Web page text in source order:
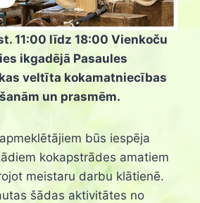
11:00 līdz 18:00 Vienkoču
ikgadējā Pasaules
veltīta kokamatniecības
un prasmēm.
būs iespēja
kokapstrādes amatiem
meistaru darbu klātienē.
šādas aktivitātes no